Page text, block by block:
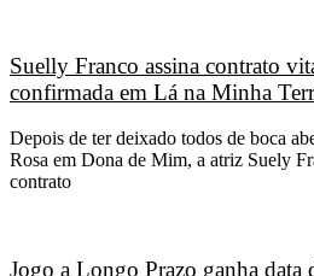
Suelly Franco assina contrato
confirmada em Lá na Minha
Depois de ter deixado todos de boca
Rosa em Dona de Mim, a atriz Suely
contrato
Jogo a Longo Prazo ganha data